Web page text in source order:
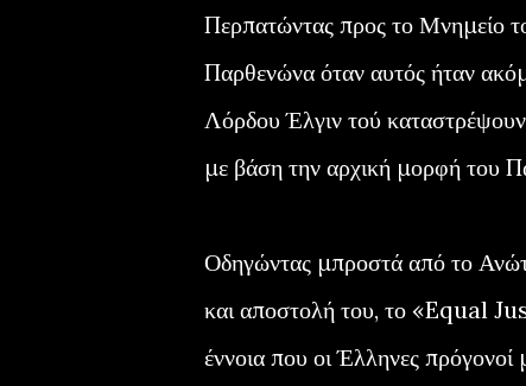
Περπατώντας προς το Μνημείο
Παρθενώνα όταν αυτός ήταν
Λόρδου Έλγιν τού καταστρέψουν
με βάση την αρχική μορφή του
Οδηγώντας μπροστά από το
και αποστολή του, το «Equal
έννοια που οι Έλληνες